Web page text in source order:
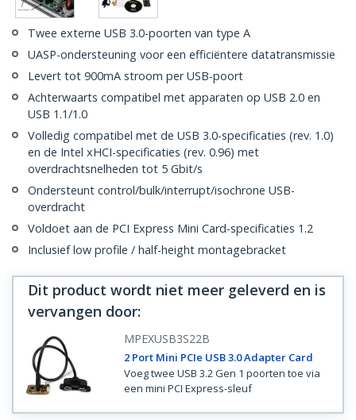
Twee externe USB 3.0-poorten van type A
UASP-ondersteuning voor een efficiëntere datatransmissie
Levert tot 900mA stroom per USB-poort
Achterwaarts compatibel met apparaten op USB 2.0 en
USB 1.1/1.0
Volledig compatibel met de USB 3.0-specificaties (rev. 1.0)
en de Intel xHCI-specificaties (rev. 0.96) met
overdrachtsnelheden tot 5 Gbit/s
Ondersteunt control/bulk/interrupt/isochrone USB-
overdracht
Voldoet aan de PCI Express Mini Card-specificaties 1.2
Inclusief low profile / half-height montagebracket
Dit product wordt niet meer geleverd en is
vervangen door:
MPEXUSB3S22B
2 Port Mini PCIe USB 3.0 Adapter Card
Voeg twee USB 3.2 Gen 1 poorten toe via
een mini PCI Express-sleuf